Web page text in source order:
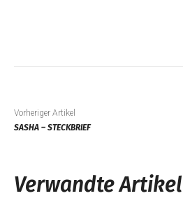
Vorheriger Artikel
SASHA – STECKBRIEF
Verwandte Artikel